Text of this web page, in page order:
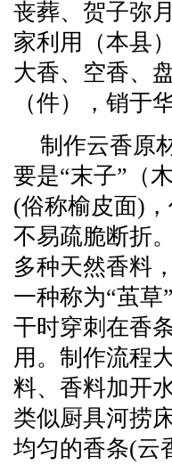
丧葬、贺子弥
家利用（本县
大香、空香、
（件），销于
制作云香原
要是“末子”（
(俗称榆皮面)
不易疏脆断折
多种天然香料
一种称为“茧
干时穿刺在香
用。制作流程
料、香料加开
类似厨具河捞
均匀的香条(云